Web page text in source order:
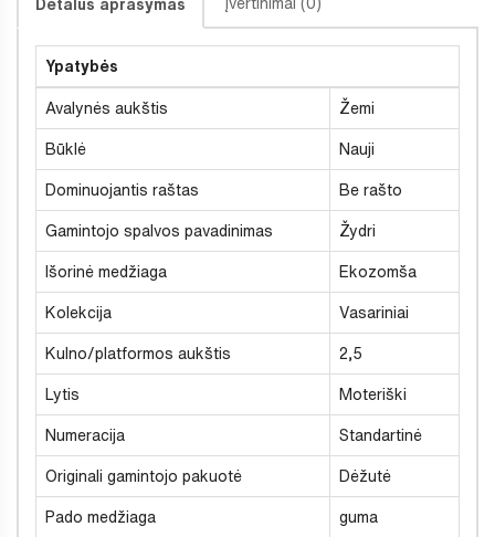
Detalus aprašymas
Ypatybės
Avalynės aukštis Žemi
Būklė Nauji
Dominuojantis raštas Be rašto
Gamintojo spalvos pavadinimas Žydri
Išorinė medžiaga Ekozomša
Kolekcija Vasariniai
Kulno/platformos aukštis 2,5
Lytis Moteriški
Numeracija Standartinė
Originali gamintojo pakuotė Dėžutė
Pado medžiaga guma